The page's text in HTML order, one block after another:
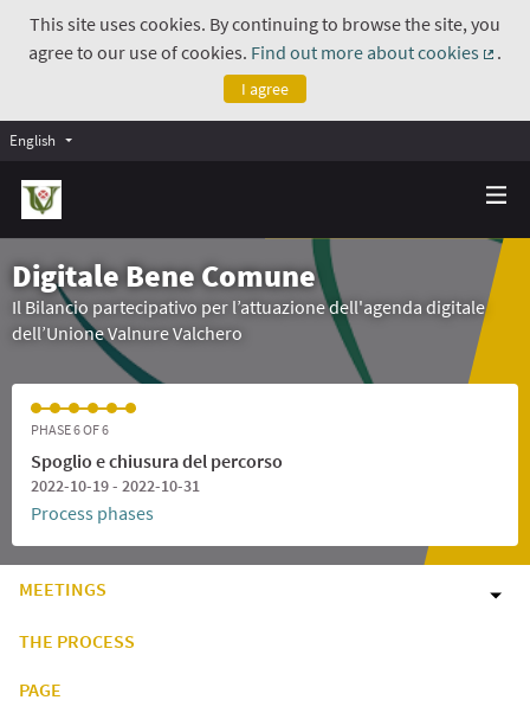
This site uses cookies. By continuing to browse the site, you
agree to our use of cookies. Find out more about cookies
.
I agree
English
Digitale Bene Comune
Il Bilancio partecipativo per l’attuazione dell'agenda digitale
dell’Unione Valnure Valchero
PHASE 6 OF 6
Spoglio e chiusura del percorso
2022-10-19 - 2022-10-31
Process phases
MEETINGS
THE PROCESS
PAGE